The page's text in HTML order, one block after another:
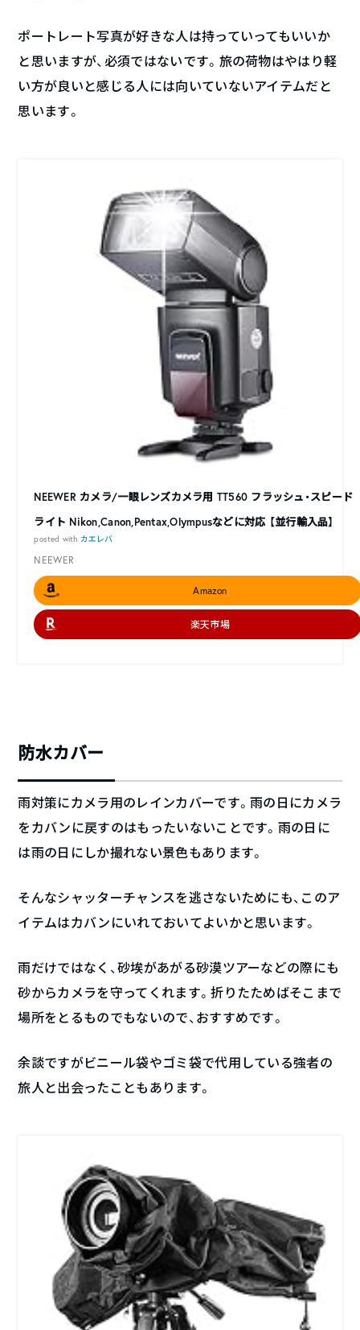
ポートレート写真が好きな人は持っていってもいいか
と思いますが、必須ではないです。旅の荷物はやはり軽
い方が良いと感じる人には向いていないアイテムだと
思います。
NEEWER カメラ/一眼レンズカメラ用 TT560 フラッシュ・スピード
ライト Nikon,Canon,Pentax,Olympusなどに対応 【並行輸入品】
posted with カエレバ
NEEWER
Amazon
楽天市場
防水カバー
雨対策にカメラ用のレインカバーです。雨の日にカメラ
をカバンに戻すのはもったいないことです。雨の日に
は雨の日にしか撮れない景色もあります。
そんなシャッターチャンスを逃さないためにも、このア
イテムはカバンにいれておいてよいかと思います。
雨だけではなく、砂埃があがる砂漠ツアーなどの際にも
砂からカメラを守ってくれます。折りたためばそこまで
場所をとるものでもないので、おすすめです。
余談ですがビニール袋やゴミ袋で代用している強者の
旅人と出会ったこともあります。